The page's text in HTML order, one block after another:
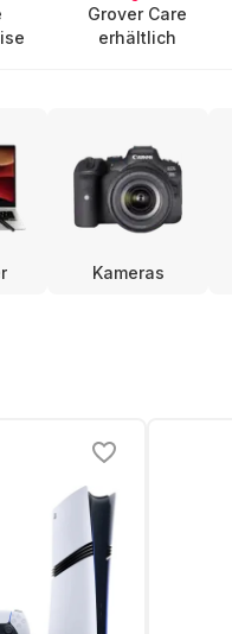
Grover Care
erhältlich
Kameras